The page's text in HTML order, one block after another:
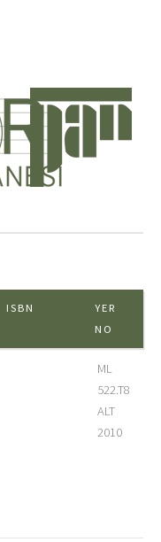
ISBN
YER
NO
ML
522.T8
ALT
2010